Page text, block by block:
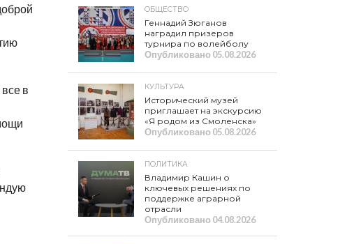
в
ОБЩЕСТВО
Геннадий Зюганов
наградил призеров
турнира по волейболу
Опубликовано05.08.2026
КУЛЬТУРА
Исторический музей
приглашает на экскурсию
«Я родом из Смоленска»
Опубликовано05.08.2026
ПОЛИТИКА
Владимир Кашин о
ключевых решениях по
поддержке аграрной
отрасли
Опубликовано04.08.2026